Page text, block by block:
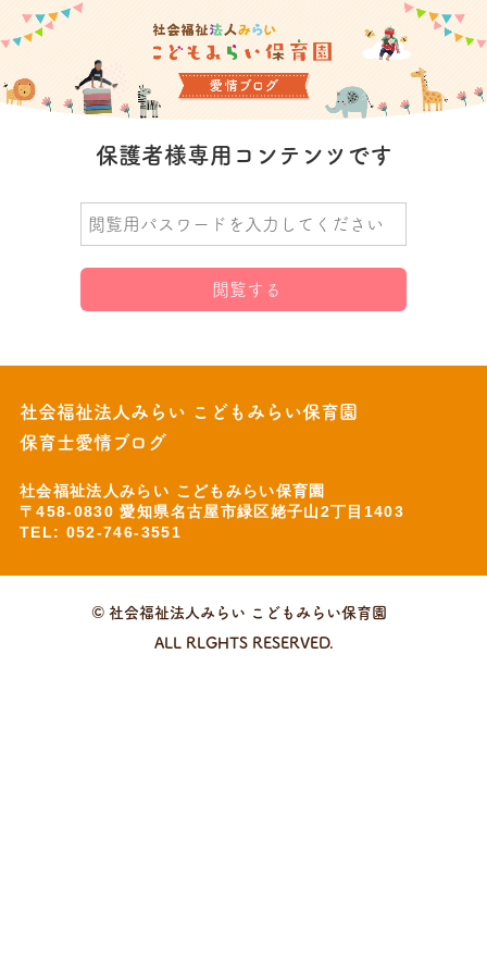
保護者様専用コンテンツです
社会福祉法人みらい こどもみらい保育園
保育士愛情ブログ
社会福祉法人みらい こどもみらい保育園
〒458-0830 愛知県名古屋市緑区姥子山2丁目1403
TEL: 052-746-3551
© 社会福祉法人みらい こどもみらい保育園
ALL RLGHTS RESERVED.